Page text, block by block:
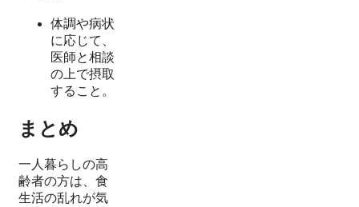
体調や病状
に応じて、
医師と相談
の上で摂取
すること。
まとめ
一人暮らしの高
齢者の方は、食
生活の乱れが気